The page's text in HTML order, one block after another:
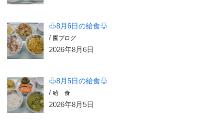
♧8月6日の給食♧
/園ブログ
2026年8月6日
♧8月5日の給食♧
/給 食
2026年8月5日